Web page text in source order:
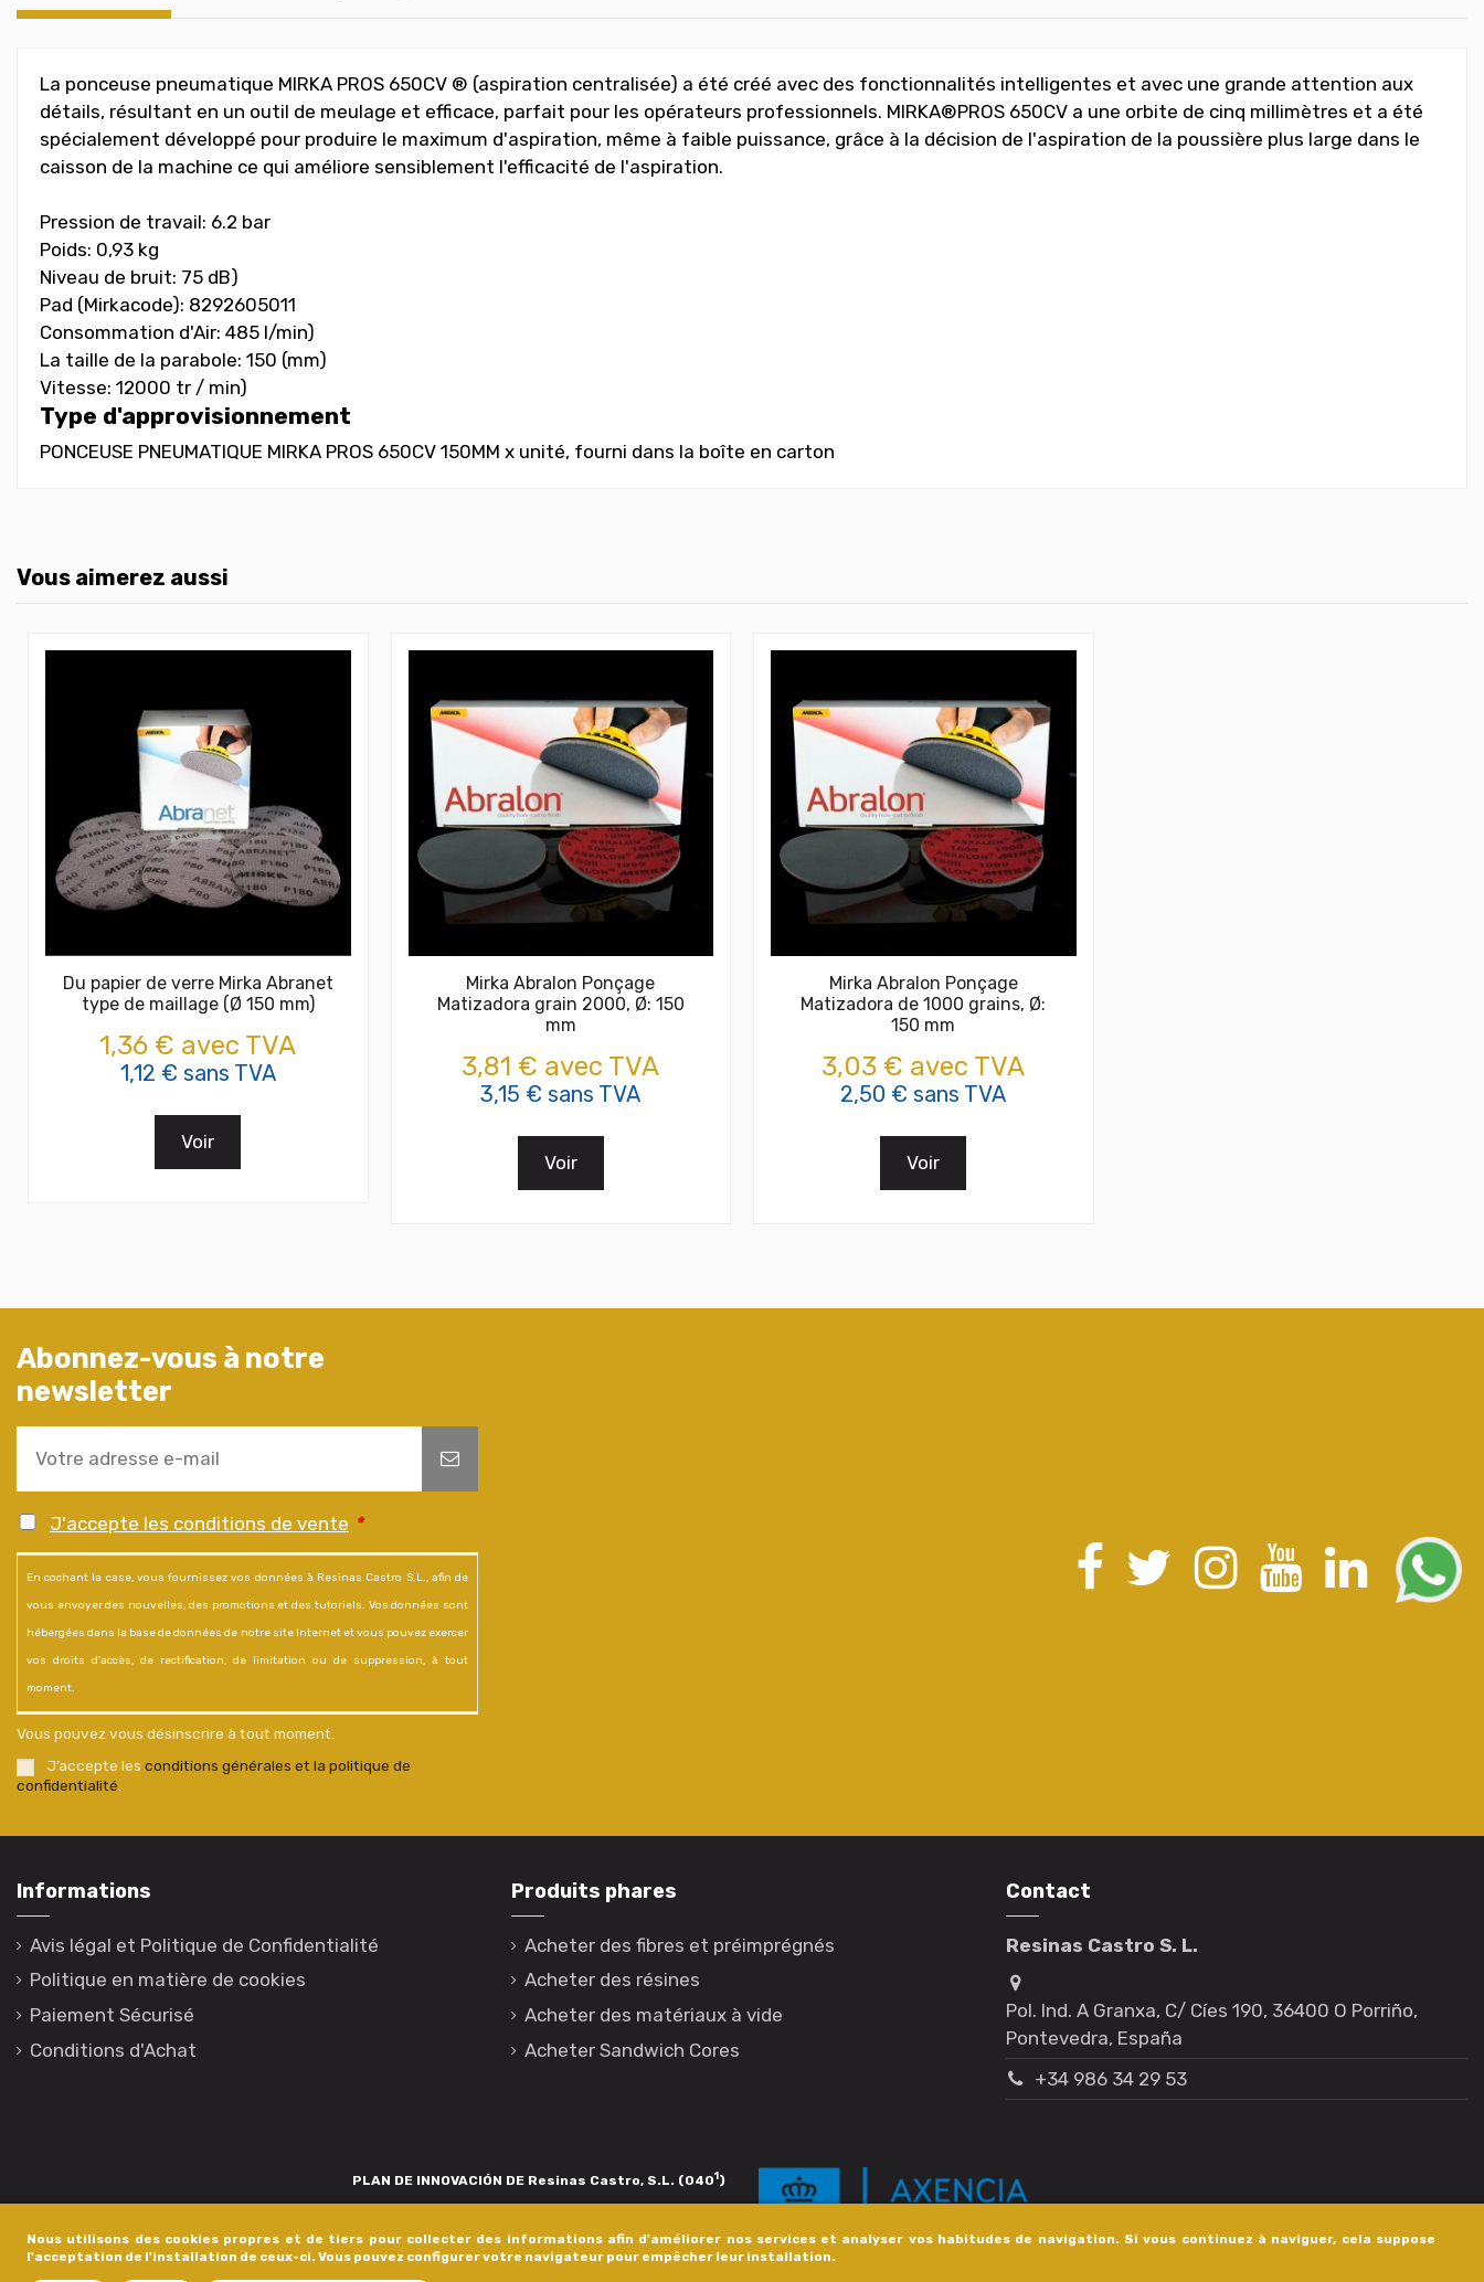
Nous utilisons des cookies propres et de tiers pour collecter des informations afin d'améliorer nos services et analyser vos habitudes de navigation. Si vous continuez à naviguer, cela suppose
l'acceptation de l'installation de ceux-ci. Vous pouvez configurer votre navigateur pour empêcher leur installation.
La ponceuse pneumatique MIRKA PROS 650CV ® (aspiration centralisée) a été créé avec des fonctionnalités intelligentes et avec une grande attention aux
détails, résultant en un outil de meulage et efficace, parfait pour les opérateurs professionnels. MIRKA®PROS 650CV a une orbite de cinq millimètres et a été
spécialement développé pour produire le maximum d'aspiration, même à faible puissance, grâce à la décision de l'aspiration de la poussière plus large dans le
caisson de la machine ce qui améliore sensiblement l'efficacité de l'aspiration.
Pression de travail: 6.2 bar
Poids: 0,93 kg
Niveau de bruit: 75 dB)
Pad (Mirkacode): 8292605011
Consommation d'Air: 485 l/min)
La taille de la parabole: 150 (mm)
Vitesse: 12000 tr / min)
Type d'approvisionnement
PONCEUSE PNEUMATIQUE MIRKA PROS 650CV 150MM x unité, fourni dans la boîte en carton
Vous aimerez aussi
Du papier de verre Mirka Abranet
type de maillage (Ø 150 mm)
1,36 € avec TVA
1,12 € sans TVA
Voir
Mirka Abralon Ponçage
Matizadora grain 2000, Ø: 150
mm
3,81 € avec TVA
3,15 € sans TVA
Voir
Mirka Abralon Ponçage
Matizadora de 1000 grains, Ø:
150 mm
3,03 € avec TVA
2,50 € sans TVA
Voir
Abonnez-vous à notre
newsletter
J'accepte les conditions de vente *
En cochant la case, vous fournissez vos données à Resinas Castro S.L., afin de
vous envoyer des nouvelles, des promotions et des tutoriels. Vos données sont
hébergées dans la base de données de notre site Internet et vous pouvez exercer
vos droits d'accès, de rectification, de limitation ou de suppression, à tout
moment.
Vous pouvez vous désinscrire à tout moment.
J’accepte les conditions générales et la politique de
confidentialité
Informations
Avis légal et Politique de Confidentialité
Politique en matière de cookies
Paiement Sécurisé
Conditions d'Achat
Produits phares
Acheter des fibres et préimprégnés
Acheter des résines
Acheter des matériaux à vide
Acheter Sandwich Cores
Contact
Resinas Castro S. L.
Pol. Ind. A Granxa, C/ Cíes 190, 36400 O Porriño,
Pontevedra, España
+34 986 34 29 53
PLAN DE INNOVACIÓN DE Resinas Castro, S.L. (0401 )
está financiada pola Xunta de Galicia, a través de axudas concedidas pola Axencia Galega de Innovación,
dentro do programa de axudas a empresa. InnovaPeme 2023.